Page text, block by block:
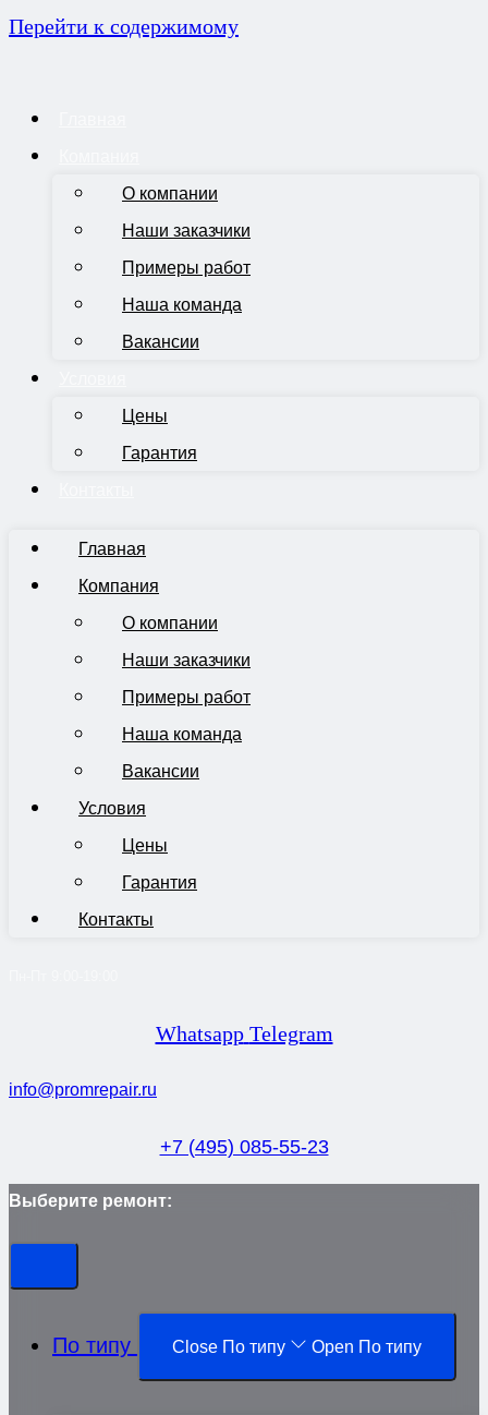
Перейти к содержимому
О компании
Наши заказчики
Примеры работ
Наша команда
Вакансии
Цены
Гарантия
Главная
Компания
О компании
Наши заказчики
Примеры работ
Наша команда
Вакансии
Условия
Цены
Гарантия
Контакты
Whatsapp Telegram
info@promrepair.ru
+7 (495) 085-55-23
Выберите ремонт:
По типу Close По типу Open По типу